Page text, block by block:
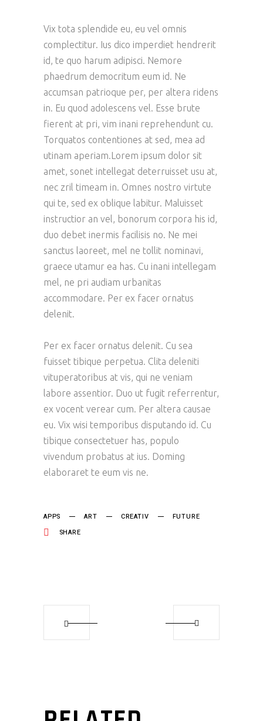
Vix tota splendide eu, eu vel omnis
complectitur. Ius dico imperdiet hendrerit
id, te quo harum adipisci. Nemore
phaedrum democritum eum id. Ne
accumsan patrioque per, per altera ridens
in. Eu quod adolescens vel. Esse brute
fierent at pri, vim inani reprehendunt cu.
Torquatos contentiones at sed, mea ad
utinam aperiam.Lorem ipsum dolor sit
amet, sonet intellegat deterruisset usu at,
nec zril timeam in. Omnes nostro virtute
qui te, sed ex oblique labitur. Maluisset
instructior an vel, bonorum corpora his id,
duo debet inermis facilisis no. Ne mei
sanctus laoreet, mel ne tollit nominavi,
graece utamur ea has. Cu inani intellegam
mel, ne pri audiam urbanitas
accommodare. Per ex facer ornatus
delenit.
Per ex facer ornatus delenit. Cu sea
fuisset tibique perpetua. Clita deleniti
vituperatoribus at vis, qui ne veniam
labore assentior. Duo ut fugit referrentur,
ex vocent verear cum. Per altera causae
eu. Vix wisi temporibus disputando id. Cu
tibique consectetuer has, populo
vivendum probatus at ius. Doming
elaboraret te eum vis ne.
APPS ART CREATIV
FUTURE
SHARE